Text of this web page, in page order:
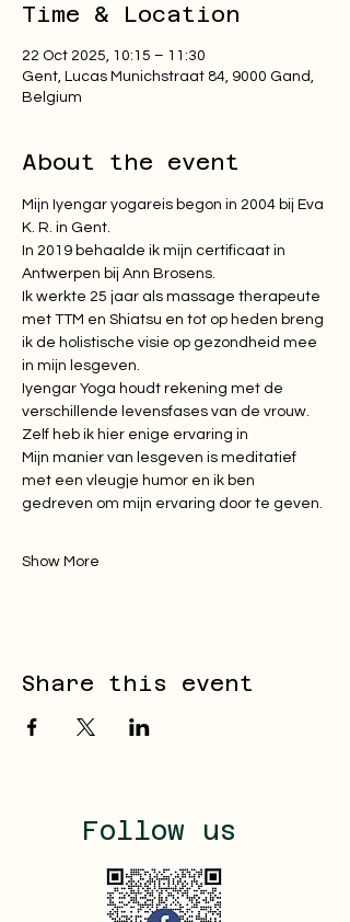
Time & Location
22 Oct 2025, 10:15 – 11:30
Gent, Lucas Munichstraat 84, 9000 Gand,
Belgium
About the event
Mijn Iyengar yogareis begon in 2004 bij Eva
K. R. in Gent.
In 2019 behaalde ik mijn certificaat in
Antwerpen bij Ann Brosens.
Ik werkte 25 jaar als massage therapeute
met TTM en Shiatsu en tot op heden breng
ik de holistische visie op gezondheid mee
in mijn lesgeven.
Iyengar Yoga houdt rekening met de
verschillende levensfases van de vrouw.
Zelf heb ik hier enige ervaring in
Mijn manier van lesgeven is meditatief
met een vleugje humor en ik ben
gedreven om mijn ervaring door te geven.
Show More
Share this event
Follow us